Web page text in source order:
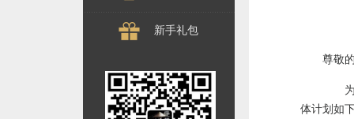
新手礼包
尊敬
为了
体计划如